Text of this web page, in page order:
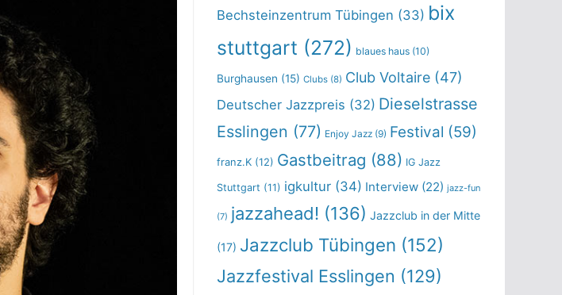
Bechsteinzentrum Tübingen (33) bix
stuttgart (272) blaues haus (10)
Burghausen (15) Clubs (8) Club Voltaire (47)
Deutscher Jazzpreis (32) Dieselstrasse
Esslingen (77) Enjoy Jazz (9) Festival (59)
franz.K (12) Gastbeitrag (88) IG Jazz
Stuttgart (11) igkultur (34) Interview (22) jazz-fun
(7) jazzahead! (136) Jazzclub in der Mitte
(17) Jazzclub Tübingen (152)
Jazzfestival Esslingen (129)